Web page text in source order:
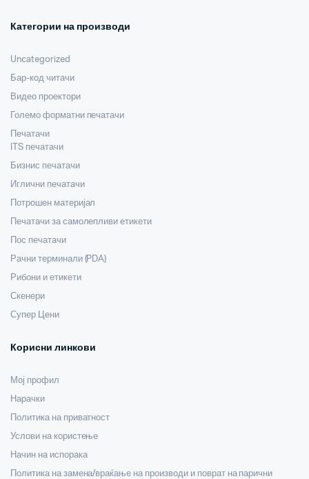
Категории на производи
Uncategorized
Бар-код читачи
Видео проектори
Големо форматни печатачи
Печатачи
ITS печатачи
Бизнис печатачи
Иглични печатачи
Потрошен материјал
Печатачи за самолепливи етикети
Пос печатачи
Рачни терминали (PDA)
Рибони и етикети
Скенери
Супер Цени
Корисни линкови
Мој профил
Нарачки
Политика на приватност
Услови на користење
Начин на испорака
Политика на замена/враќање на производи и поврат на парични